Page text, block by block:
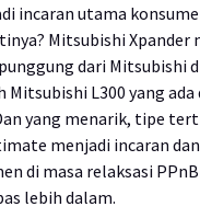
incaran utama
Mitsubishi Xpander
dari Mitsubishi
Mitsubishi L300 yang ada
yang menarik, tipe
menjadi incaran
di masa relaksasi
lebih dalam.